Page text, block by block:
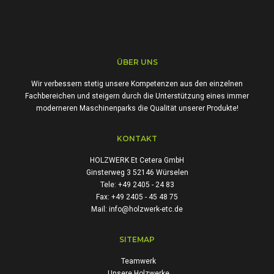
ÜBER UNS
Wir verbessern stetig unsere Kompetenzen aus den einzelnen
Fachbereichen und steigern durch die Unterstützung eines immer
moderneren Maschinenparks die Qualität unserer Produkte!
KONTAKT
HOLZWERK Et Cetera GmbH
Ginsterweg 3 52146 Würselen
Tele: +49 2405 - 24 83
Fax: +49 2405 - 45 48 75
Mail: info@holzwerk-etc.de
SITEMAP
Teamwerk